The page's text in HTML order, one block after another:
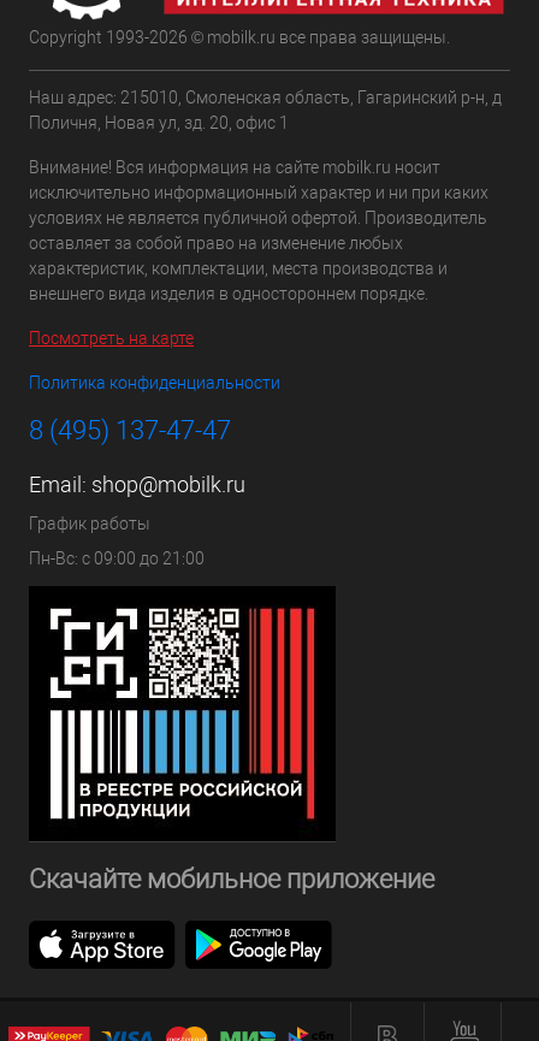
Copyright 1993-2026 © mobilk.ru все права защищены.
Наш адрес: 215010, Смоленская область, Гагаринский р-н, д
Поличня, Новая ул, зд. 20, офис 1
Внимание! Вся информация на сайте mobilk.ru носит
исключительно информационный характер и ни при каких
условиях не является публичной офертой. Производитель
оставляет за собой право на изменение любых
характеристик, комплектации, места производства и
внешнего вида изделия в одностороннем порядке.
Посмотреть на карте
Политика конфиденциальности
8 (495) 137-47-47
Email: shop@mobilk.ru
График работы
Пн-Вс: с 09:00 до 21:00
Скачайте мобильное приложение